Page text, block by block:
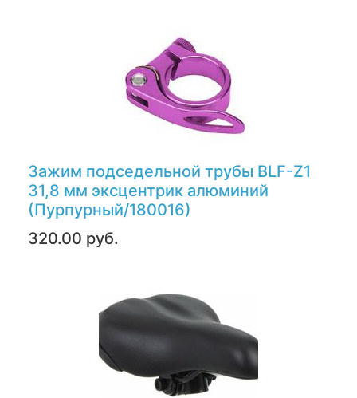
Зажим подседельной трубы BLF-Z1
31,8 мм эксцентрик алюминий
(Пурпурный/180016)
320.00 руб.